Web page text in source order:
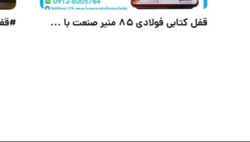
کلیه محصولات دستگیره